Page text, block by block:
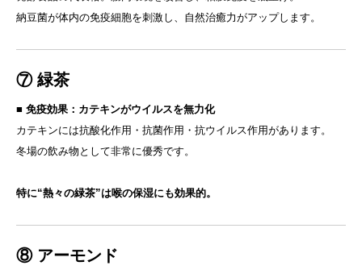
納豆菌が体内の免疫細胞を刺激し、自然治癒力がアップします。
⑦ 緑茶
■ 免疫効果：カテキンがウイルスを無力化
カテキンには抗酸化作用・抗菌作用・抗ウイルス作用があります。
冬場の飲み物として非常に優秀です。
特に“熱々の緑茶”は喉の保湿にも効果的。
⑧ アーモンド